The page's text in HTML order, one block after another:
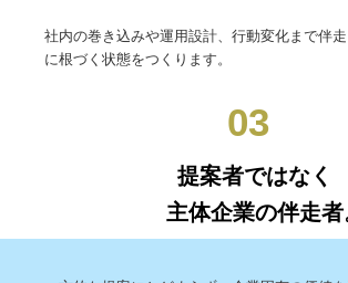
社内の巻き込みや運用設計、行動変化まで伴
に根づく状態をつくります。
03
提案者ではなく
主体企業の伴走者